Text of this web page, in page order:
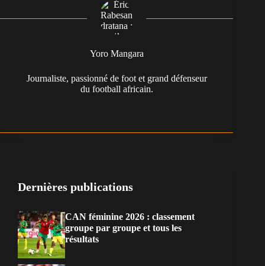
Yoro Mangara
Journaliste, passionné de foot et grand défenseur
du football africain.
Dernières publications
CAN féminine 2026 : classement
groupe par groupe et tous les
résultats